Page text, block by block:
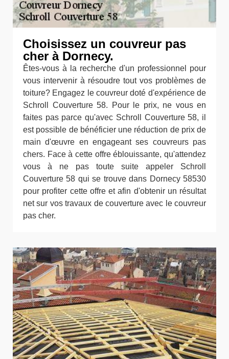
Choisissez un couvreur pas
cher à Dornecy.
Êtes-vous à la recherche d'un professionnel pour
vous intervenir à résoudre tout vos problèmes de
toiture? Engagez le couvreur doté d'expérience de
Schroll Couverture 58. Pour le prix, ne vous en
faites pas parce qu'avec Schroll Couverture 58, il
est possible de bénéficier une réduction de prix de
main d'œuvre en engageant ses couvreurs pas
chers. Face à cette offre éblouissante, qu'attendez
vous à ne pas toute suite appeler Schroll
Couverture 58 qui se trouve dans Dornecy 58530
pour profiter cette offre et afin d'obtenir un résultat
net sur vos travaux de couverture avec le couvreur
pas cher.